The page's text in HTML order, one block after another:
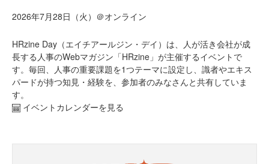
2026年7月28日（火）＠オンライン
HRzine Day（エイチアールジン・デイ）は、人が活き会社が成
長する人事のWebマガジン「HRzine」が主催するイベントで
す。毎回、人事の重要課題を1つテーマに設定し、識者やエキス
パードが持つ知見・経験を、参加者のみなさんと共有していま
す。
イベントカレンダーを見る